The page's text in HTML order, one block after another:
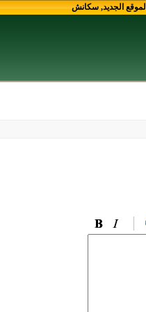
الجديد, سكانش